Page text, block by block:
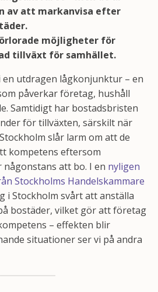
av att markanvisa efter
möjligheter för
tillväxt för samhället.
en utdragen lågkonjunktur – en
påverkar företag, hushåll
Samtidigt har bostadsbristen
för tillväxten, särskilt när
slår larm om att de
kompetens eftersom
att bo. I en nyligen
Stockholms Handelskammare
i Stockholm svårt att anställa
bostäder, vilket gör att företag
– effekten blir
situationer ser vi på andra